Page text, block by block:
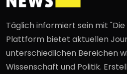
Täglich informiert sein mit "Die
Plattform bietet aktuellen
unterschiedlichen Bereichen
Wissenschaft und Politik.